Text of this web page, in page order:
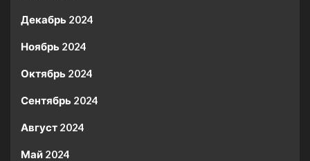
Декабрь 2024
Ноябрь 2024
Октябрь 2024
Сентябрь 2024
Август 2024
Май 2024